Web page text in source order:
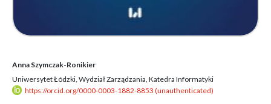
Anna Szymczak-Ronikier
Uniwersytet Łódzki, Wydział Zarządzania, Katedra Informatyki
https://orcid.org/0000-0003-1882-8853 (unauthenticated)